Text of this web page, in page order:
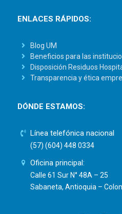
ENLACES RÁPIDOS:
Blog UM
Beneficios para las
Disposición Residuos
Transparencia y ética
DÓNDE ESTAMOS:
Línea telefónica nacional
(57) (604) 448 0334
Oficina principal:
Calle 61 Sur N° 48A – 25
Sabaneta, Antioquia –